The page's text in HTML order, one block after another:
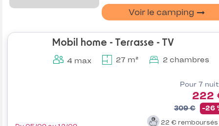
Voir le camping
Mobil home - Terrasse - TV
4 max 27 m² 2 chambres
Pour 7
222
309 € -26
22 € remboursés